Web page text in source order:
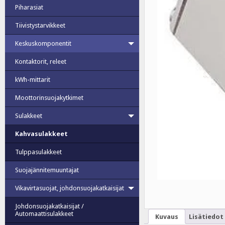
Kuvaus Lisätiedot
Piharasiat
Tiivistystarvikkeet
Keskuskomponentit
Kontaktorit, releet
kWh-mittarit
Moottorinsuojakytkimet
Sulakkeet
Kahvasulakkeet
Tulppasulakkeet
Suojajännitemuuntajat
Vikavirtasuojat, johdonsuojakatkaisijat
Johdonsuojakatkaisijat /
Automaattisulakkeet